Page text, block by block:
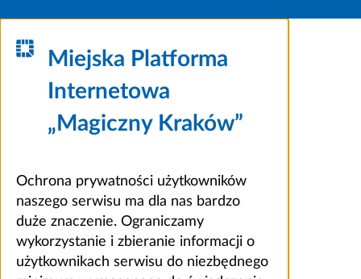
Miejska Platforma
Internetowa
„Magiczny Kraków”
Ochrona prywatności użytkowników
naszego serwisu ma dla nas bardzo
duże znaczenie. Ograniczamy
wykorzystanie i zbieranie informacji o
użytkownikach serwisu do niezbędnego